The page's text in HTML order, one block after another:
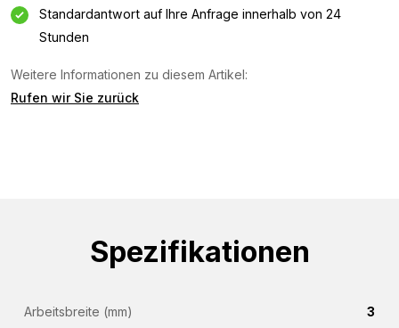
Standardantwort auf Ihre Anfrage innerhalb von 24
Stunden
Weitere Informationen zu diesem Artikel:
Rufen wir Sie zurück
Spezifikationen
Arbeitsbreite (mm) 3
Informationsanfrage
Firmenname
E-